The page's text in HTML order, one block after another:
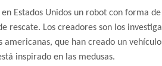
en Estados Unidos un robot con forma
rescate. Los creadores son los
americanas, que han creado un
inspirado en las medusas.